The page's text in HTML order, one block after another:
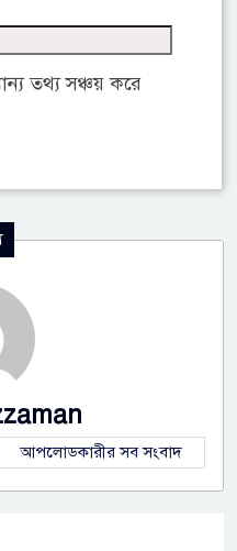
তথ্য সঞ্চয় করে
আপলোডকারীর সব সংবাদ